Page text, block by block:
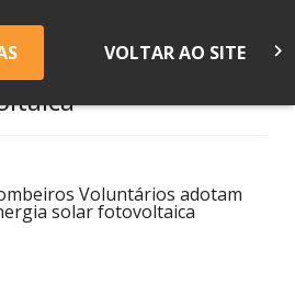
VOLTAR AO SITE keyboard_arrow_right
Voluntários adotam
solar fotovoltaica